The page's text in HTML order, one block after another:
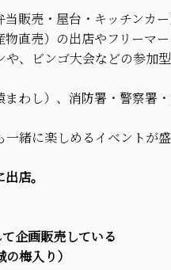
販売・屋台・キッチンカー
直売）の出店やフリーマー
、ビンゴ大会などの参加
わし）、消防署・警察署
緒に楽しめるイベントが
店。
企画販売している
梅入り）